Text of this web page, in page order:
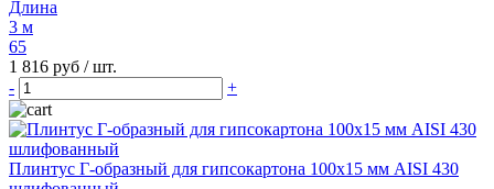
Длина
3 м
65
1 816 руб / шт.
-
+
Плинтус Г-образный для гипсокартона 100x15 мм AISI 430